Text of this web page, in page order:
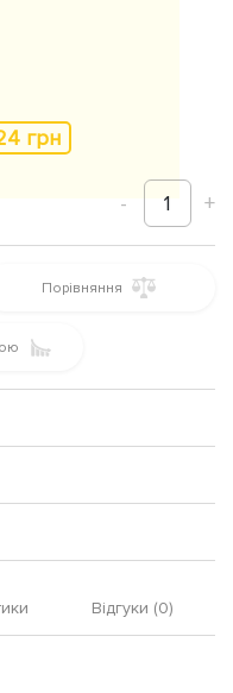
грн
- 1 +
Порівняння
Відгуки (0)